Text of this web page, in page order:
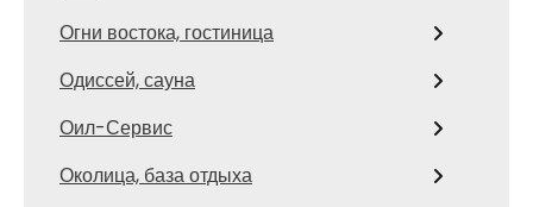
Огни востока, гостиница
Одиссей, сауна
Оил-Сервис
Околица, база отдыха